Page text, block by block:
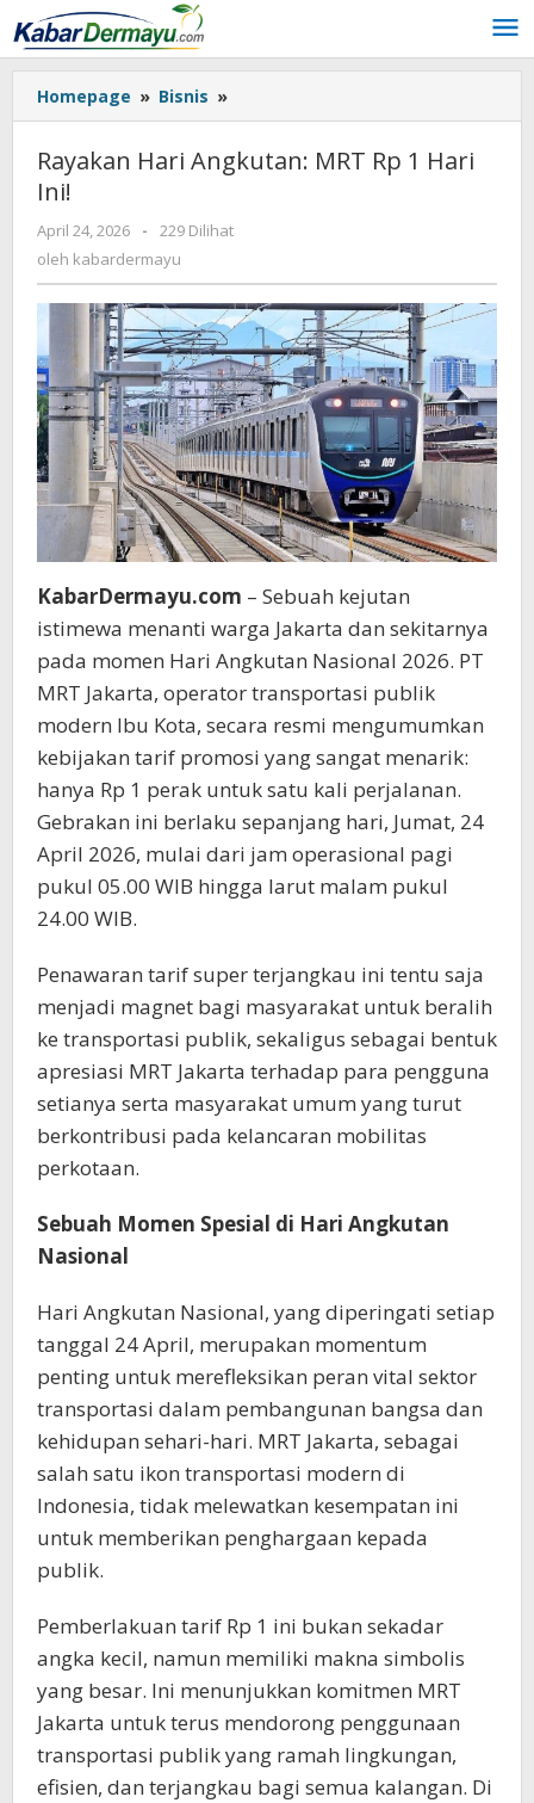
Lewati
ke
konten
Homepage » Bisnis »
Hari
Angkutan:
MRT
Rayakan Hari Angkutan: MRT Rp 1 Hari
Ini!
April 24, 2026
oleh
kabardermayu
-
229 Dilihat
oleh kabardermayu
KabarDermayu.com – Sebuah kejutan
istimewa menanti warga Jakarta dan sekitarnya
pada momen Hari Angkutan Nasional 2026. PT
MRT Jakarta, operator transportasi publik
modern Ibu Kota, secara resmi mengumumkan
kebijakan tarif promosi yang sangat menarik:
hanya Rp 1 perak untuk satu kali perjalanan.
Gebrakan ini berlaku sepanjang hari, Jumat, 24
April 2026, mulai dari jam operasional pagi
pukul 05.00 WIB hingga larut malam pukul
24.00 WIB.
Penawaran tarif super terjangkau ini tentu saja
menjadi magnet bagi masyarakat untuk beralih
ke transportasi publik, sekaligus sebagai bentuk
apresiasi MRT Jakarta terhadap para pengguna
setianya serta masyarakat umum yang turut
berkontribusi pada kelancaran mobilitas
perkotaan.
Sebuah Momen Spesial di Hari Angkutan
Nasional
Hari Angkutan Nasional, yang diperingati setiap
tanggal 24 April, merupakan momentum
penting untuk merefleksikan peran vital sektor
transportasi dalam pembangunan bangsa dan
kehidupan sehari-hari. MRT Jakarta, sebagai
salah satu ikon transportasi modern di
Indonesia, tidak melewatkan kesempatan ini
untuk memberikan penghargaan kepada
publik.
Pemberlakuan tarif Rp 1 ini bukan sekadar
angka kecil, namun memiliki makna simbolis
yang besar. Ini menunjukkan komitmen MRT
Jakarta untuk terus mendorong penggunaan
transportasi publik yang ramah lingkungan,
efisien, dan terjangkau bagi semua kalangan. Di